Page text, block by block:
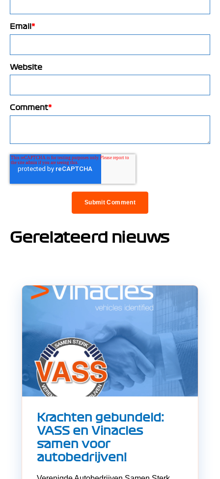
Email *
Website
Comment*
Gerelateerd nieuws
Krachten gebundeld:
VASS en Vinacles
samen voor
autobedrijven!